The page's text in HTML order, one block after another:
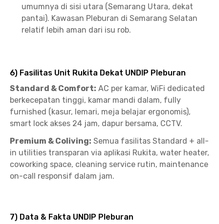
umumnya di sisi utara (Semarang Utara, dekat
pantai). Kawasan Pleburan di Semarang Selatan
relatif lebih aman dari isu rob.
6) Fasilitas Unit Rukita Dekat UNDIP Pleburan
Standard & Comfort: AC per kamar, WiFi dedicated
berkecepatan tinggi, kamar mandi dalam, fully
furnished (kasur, lemari, meja belajar ergonomis),
smart lock akses 24 jam, dapur bersama, CCTV.
Premium & Coliving: Semua fasilitas Standard + all-
in utilities transparan via aplikasi Rukita, water heater,
coworking space, cleaning service rutin, maintenance
on-call responsif dalam jam.
7) Data & Fakta UNDIP Pleburan